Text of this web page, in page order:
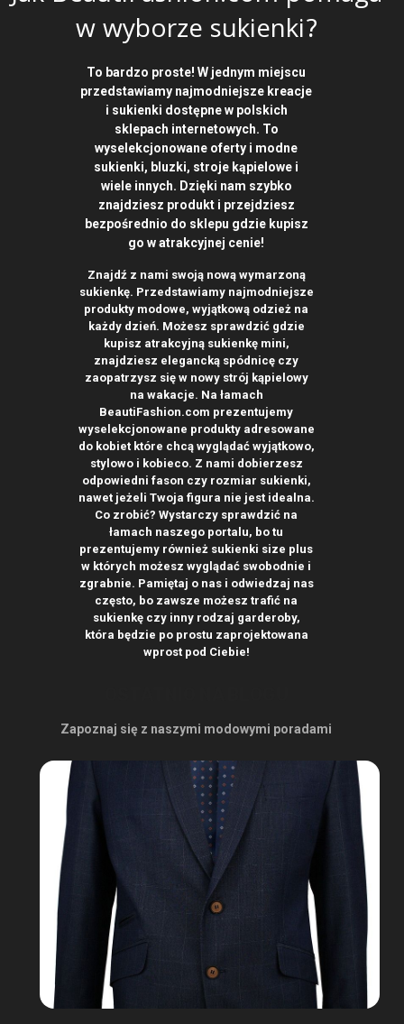
w wyborze sukienki?
To bardzo proste! W jednym miejscu
przedstawiamy najmodniejsze kreacje
i sukienki dostępne w polskich
sklepach internetowych. To
wyselekcjonowane oferty i modne
sukienki, bluzki, stroje kąpielowe i
wiele innych. Dzięki nam szybko
znajdziesz produkt i przejdziesz
bezpośrednio do sklepu gdzie kupisz
go w atrakcyjnej cenie!
Znajdź z nami swoją nową wymarzoną
sukienkę. Przedstawiamy najmodniejsze
produkty modowe, wyjątkową odzież na
każdy dzień. Możesz sprawdzić gdzie
kupisz atrakcyjną sukienkę mini,
znajdziesz elegancką spódnicę czy
zaopatrzysz się w nowy strój kąpielowy
na wakacje. Na łamach
BeautiFashion.com prezentujemy
wyselekcjonowane produkty adresowane
do kobiet które chcą wyglądać wyjątkowo,
stylowo i kobieco. Z nami dobierzesz
odpowiedni fason czy rozmiar sukienki,
nawet jeżeli Twoja figura nie jest idealna.
Co zrobić? Wystarczy sprawdzić na
łamach naszego portalu, bo tu
prezentujemy również sukienki size plus
w których możesz wyglądać swobodnie i
zgrabnie. Pamiętaj o nas i odwiedzaj nas
często, bo zawsze możesz trafić na
sukienkę czy inny rodzaj garderoby,
która będzie po prostu zaprojektowana
wprost pod Ciebie!
Zapoznaj się z naszymi modowymi poradami